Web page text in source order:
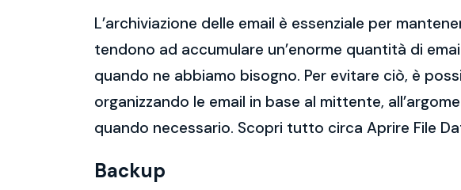
L’archiviazione delle email è essenziale per
tendono ad accumulare un’enorme quantità di
quando ne abbiamo bisogno. Per evitare ciò, è
organizzando le email in base al mittente,
quando necessario. Scopri tutto circa Aprire File
Backup